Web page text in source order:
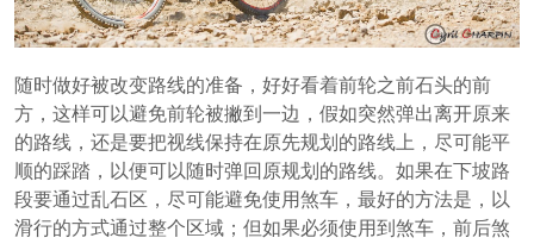
随时做好被改变路线的准备，好好看着前轮之前石头的前
方，这样可以避免前轮被撇到一边，假如突然弹出离开原来
的路线，还是要把视线保持在原先规划的路线上，尽可能平
顺的踩踏，以便可以随时弹回原规划的路线。如果在下坡路
段要通过乱石区，尽可能避免使用煞车，最好的方法是，以
滑行的方式通过整个区域；但如果必须使用到煞车，前后煞